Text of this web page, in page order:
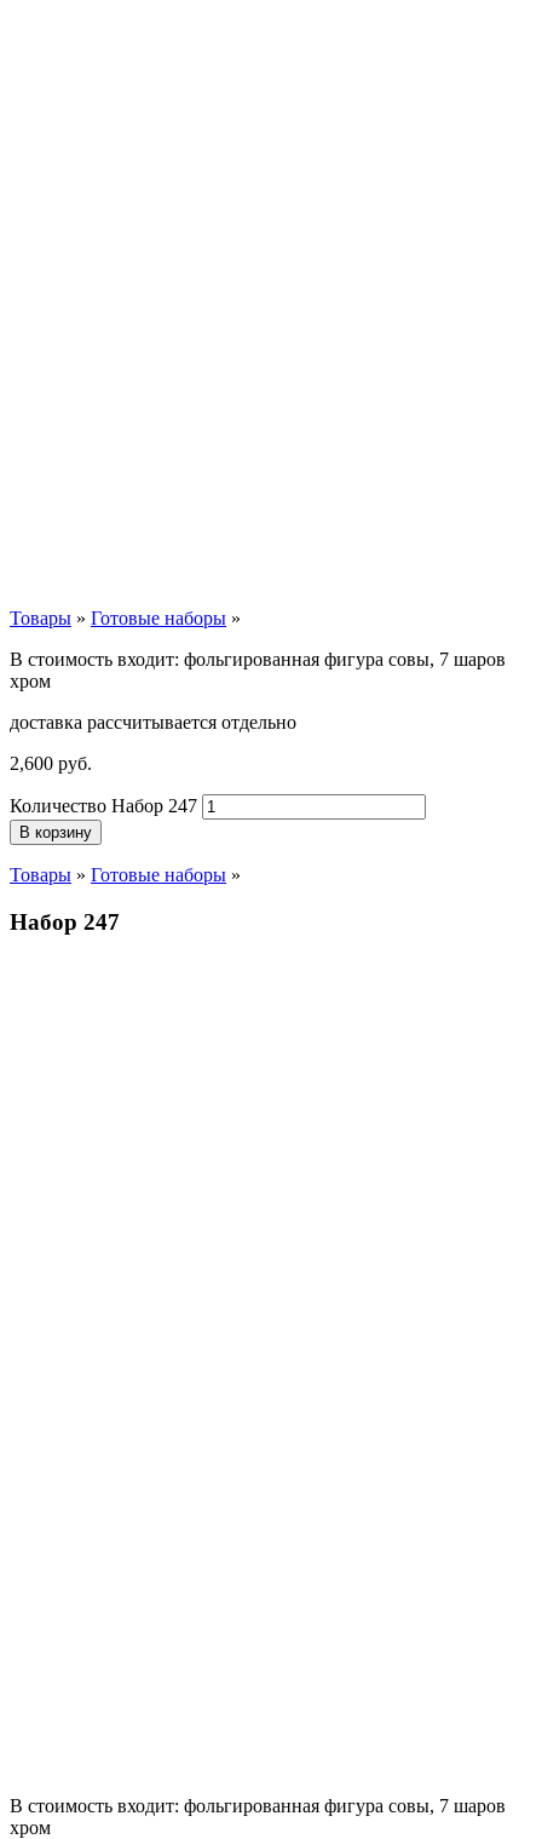
Товары » Готовые наборы »
В стоимость входит: фольгированная фигура совы, 7 шаров
хром
доставка рассчитывается отдельно
2,600 руб.
Количество Набор 247
В корзину
Товары » Готовые наборы »
Набор 247
В стоимость входит: фольгированная фигура совы, 7 шаров
хром